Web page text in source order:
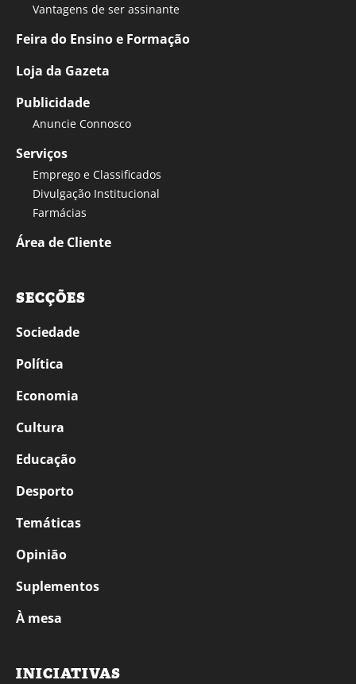
Vantagens de ser assinante
Feira do Ensino e Formação
Loja da Gazeta
Publicidade
Anuncie Connosco
Serviços
Emprego e Classificados
Divulgação Institucional
Farmácias
Área de Cliente
SECÇÕES
Sociedade
Política
Economia
Cultura
Educação
Desporto
Temáticas
Opinião
Suplementos
À mesa
INICIATIVAS